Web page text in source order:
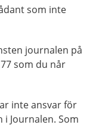
som inte
journalen på
som du når
inte ansvar för
Journalen. Som